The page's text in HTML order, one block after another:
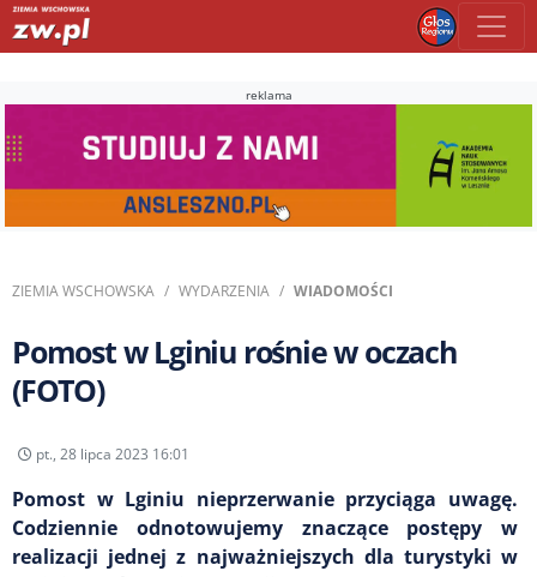
reklama
ZIEMIA WSCHOWSKA WYDARZENIA WIADOMOŚCI
Pomost w Lginiu rośnie w oczach
(FOTO)
pt., 28 lipca 2023 16:01
Pomost w Lginiu nieprzerwanie przyciąga uwagę.
Codziennie odnotowujemy znaczące postępy w
realizacji jednej z najważniejszych dla turystyki w